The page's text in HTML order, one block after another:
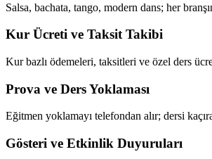
Salsa, bachata, tango, modern dans; her
Kur Ücreti ve Taksit Takibi
Kur bazlı ödemeleri, taksitleri ve özel ders
Prova ve Ders Yoklaması
Eğitmen yoklamayı telefondan alır; dersi
Gösteri ve Etkinlik Duyuruları